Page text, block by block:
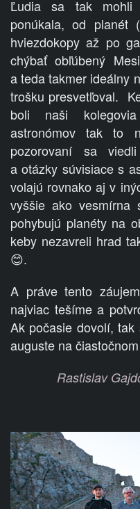
Ľudia sa tak mohli
ponúkala, od planét
hviezdokopy až po
chýbať obľúbený
a teda takmer ideálny
trošku presvetľoval.
boli naši
astronómov tak to
pozorovaní sa
a otázky súvisiace s
volajú rovnako aj v
vyššie ako vesmírna
pohybujú planéty na
keby nezavreli hrad
😊.
A práve tento
najviac tešíme a
Ak počasie dovolí,
auguste na
Rastislav